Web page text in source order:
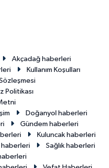
Akçadağ haberleri
Kullanım Koşulları
Politikası
Doğanyol haberleri
Gündem haberleri
Kuluncak haberleri
haberleri
Sağlık haberleri